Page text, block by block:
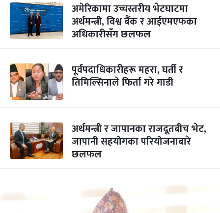
अमेरिकामा उच्चस्तरीय भेटघाटमा
अर्थमन्त्री, विश्व बैंक र आईएमएफका
अधिकारीसँग छलफल
पूर्वपदाधिकारीहरू महरा, घर्ती र
तिमिल्सिनाले फिर्ता गरे गाडी
अर्थमन्त्री र जापानका राजदूतबीच भेट,
जापानी सहयोगका परियोजनाबारे
छलफल